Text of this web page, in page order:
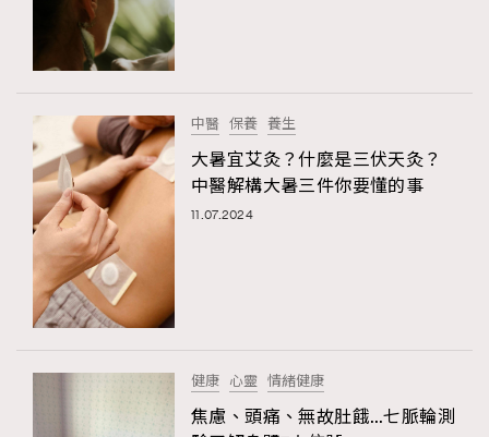
中醫 保養 養生
大暑宜艾灸？什麼是三伏天灸？
中醫解構大暑三件你要懂的事
11.07.2024
健康 心靈 情緒健康
焦慮、頭痛、無故肚餓…七脈輪測